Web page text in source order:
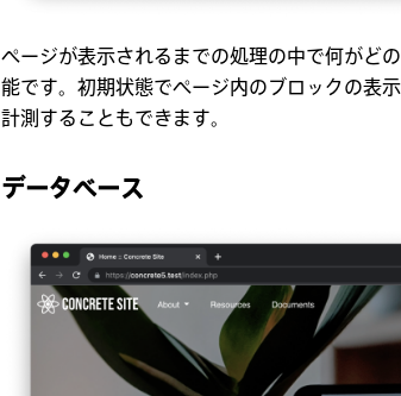
ページが表示されるまでの処理の中で何がど
能です。初期状態でページ内のブロックの表
計測することもできます。
データベース